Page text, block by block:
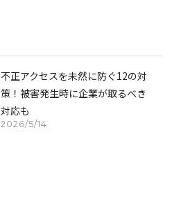
2026/5/14
不正アクセスを未然に防ぐ12の対
策！被害発生時に企業が取るべき
対応も